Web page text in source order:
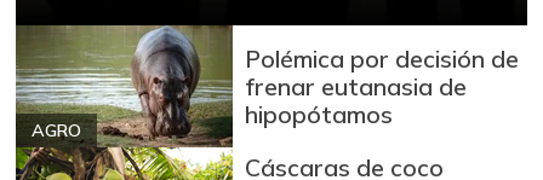
AGRO
Polémica por decisión de
frenar eutanasia de
hipopótamos
Cáscaras de coco